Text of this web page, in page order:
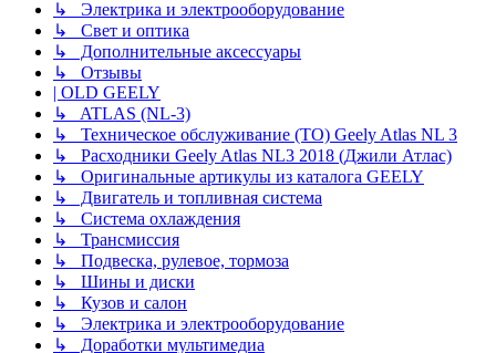
↳ Электрика и электрооборудование
↳ Свет и оптика
↳ Дополнительные аксессуары
↳ Отзывы
| OLD GEELY
↳ ATLAS (NL-3)
↳ Техническое обслуживание (ТО) Geely Atlas NL 3
↳ Расходники Geely Atlas NL3 2018 (Джили Атлас)
↳ Оригинальные артикулы из каталога GEELY
↳ Двигатель и топливная система
↳ Система охлаждения
↳ Трансмиссия
↳ Подвеска, рулевое, тормоза
↳ Шины и диски
↳ Кузов и салон
↳ Электрика и электрооборудование
↳ Доработки мультимедиа